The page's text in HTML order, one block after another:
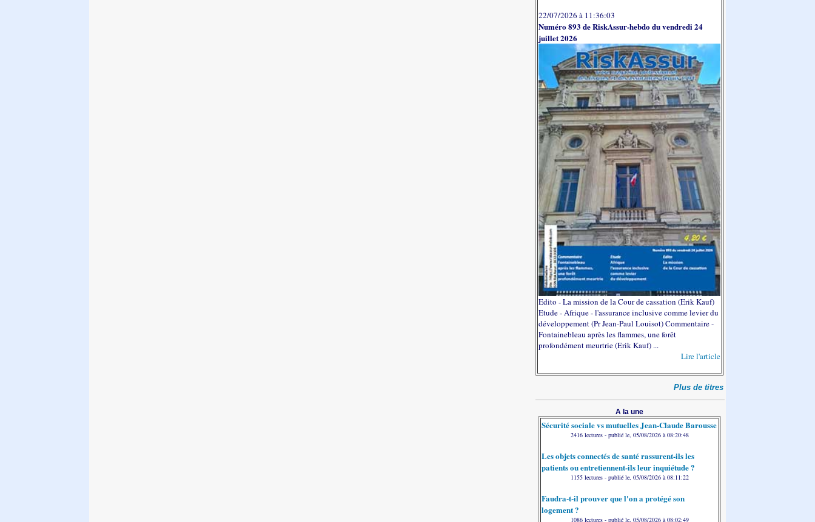
22/07/2026 à 11:36:03
Numéro 893 de RiskAssur-hebdo du vendredi 24
juillet 2026
Edito - La mission de la Cour de cassation (Erik Kauf)
Etude - Afrique - l'assurance inclusive comme levier du
développement (Pr Jean-Paul Louisot) Commentaire -
Fontainebleau après les flammes, une forêt
profondément meurtrie (Erik Kauf) ...
Lire l'article
Plus de titres
A la une
Sécurité sociale vs mutuelles Jean-Claude Barousse
2416 lectures - publié le, 05/08/2026 à 08:20:48
Les objets connectés de santé rassurent-ils les
patients ou entretiennent-ils leur inquiétude ?
1155 lectures - publié le, 05/08/2026 à 08:11:22
Faudra-t-il prouver que l'on a protégé son
logement ?
1086 lectures - publié le, 05/08/2026 à 08:02:49